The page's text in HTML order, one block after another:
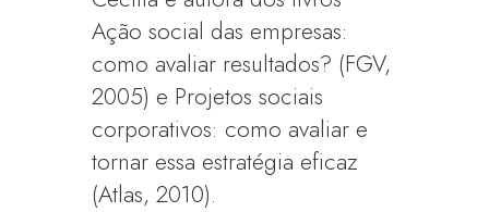
Ação social das empresas:
como avaliar resultados? (FGV,
2005) e Projetos sociais
corporativos: como avaliar e
tornar essa estratégia eficaz
(Atlas, 2010).